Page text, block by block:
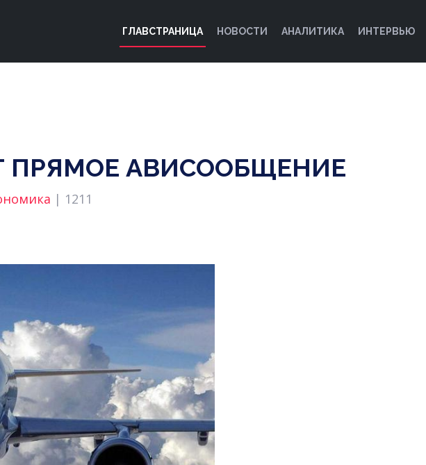
ГЛАВСТРАНИЦА НОВОСТИ АНАЛИТИКА ИНТЕРВЬЮ
ПРЯМОЕ АВИСООБЩЕНИЕ
| 1211